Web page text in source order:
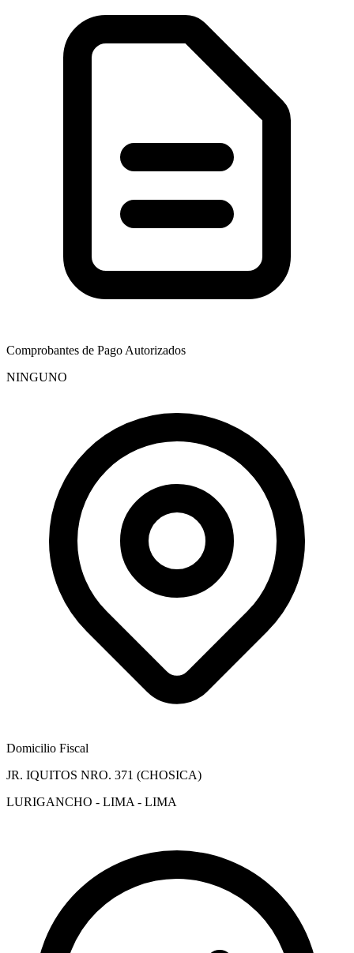
Comprobantes de Pago Autorizados
NINGUNO
Domicilio Fiscal
JR. IQUITOS NRO. 371 (CHOSICA)
LURIGANCHO - LIMA - LIMA